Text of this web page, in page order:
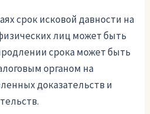
срок исковой давности на
лиц может быть
срока может быть
органом на
доказательств и